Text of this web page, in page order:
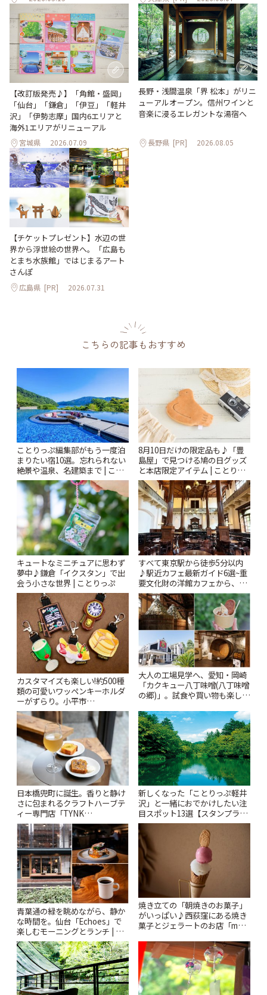
【改訂版発売♪】「角館・盛岡」
「仙台」「鎌倉」「伊豆」「軽井
沢」「伊勢志摩」国内6エリアと
海外1エリアがリニューアル
宮城県 2026.07.09
長野・浅間温泉「界 松本」がリニ
ューアルオープン。信州ワインと
音楽に浸るエレガントな湯宿へ
長野県 [PR] 2026.08.05
【チケットプレゼント】水辺の世
界から浮世絵の世界へ。「広島も
とまち水族館」ではじまるアート
さんぽ
広島県 [PR] 2026.07.31
こちらの記事もおすすめ
ことりっぷ編集部がもう一度泊
まりたい宿10選。忘れられない
絶景や温泉、名建築まで | こと
りっぷ
8月10日だけの限定品も♪「豊
島屋」で見つける鳩の日グッズ
と本店限定アイテム | ことりっ
ぷ
キュートなミニチュアに思わず
夢中♪鎌倉「イクスタン」で出
会う小さな世界 | ことりっぷ
すべて東京駅から徒歩5分以内
♪駅近カフェ最新ガイド6選~重
要文化財の洋館カフェから、改
札すぐのレトロ喫茶まで~ | こと
りっぷ
カスタマイズも楽しい!約500種
類の可愛いワッペンキーホルダ
ーがずらり。小平市
「Kimamaya T&K」 | ことりっ
ぷ
大人の工場見学へ、愛知・岡崎
「カクキュー八丁味噌(八丁味噌
の郷)」。試食や買い物も楽しみ
日本橋兜町に誕生。香りと静け
さに包まれるクラフトハーブテ
ィー専門店「TYNK
Kabutocho」 | ことりっぷ
新しくなった「ことりっぷ軽井
沢」と一緒におでかけしたい注
目スポット13選【スタンプラリ
ー開催中】 | ことりっぷ
青葉通の緑を眺めながら、静か
な時間を。仙台「Echoes」で
楽しむモーニングとランチ | こ
とりっぷ
焼き立ての「朝焼きのお菓子」
がいっぱい♪西荻窪にある焼き
菓子とジェラートのお店「mUni